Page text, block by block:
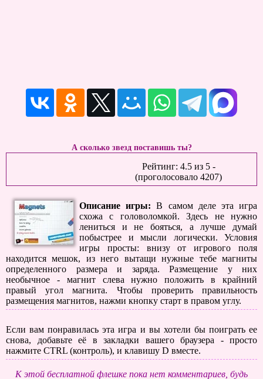
А сколько звезд поставишь ты?
Рейтинг: 4.5из 5-
(проголосовало 4207)
Описание игры:
В самом деле эта игра
схожа с головоломкой. Здесь не нужно
лениться и не бояться, а лучше думай
побыстрее и мысли логически. Условия
игры просты: внизу от игрового поля
находится мешок, из него вытащи нужные тебе магниты
определенного размера и заряда. Размещение у них
необычное - магнит слева нужно положить в крайний
правый угол магнита. Чтобы проверить правильность
размещения магнитов, нажми кнопку старт в правом углу.
Если вам понравилась эта игра и вы хотели бы поиграть ее
снова, добавьте её в закладки вашего браузера - просто
нажмите CTRL (контроль), и клавишу D вместе.
К этой бесплатной флешке пока нет комментариев, будь